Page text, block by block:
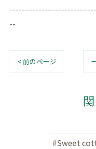
--
< 前のページ
#Sweet